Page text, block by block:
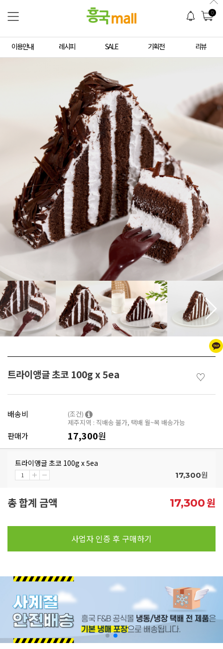
0
이용안내 레시피 SALE 기획전 리뷰
트라이앵글 초코 100g x 5ea ♡
배송비
(조건)
제주지역 : 직배송 불가, 택배 월~목 배송가능
판매가 17,300원
트라이앵글 초코 100g x 5ea
17,300원
총 합계 금액 17,300원
사업자 인증 후 구매하기